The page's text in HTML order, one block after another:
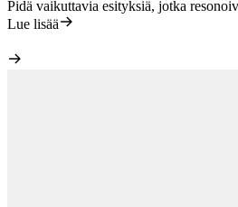
Pidä vaikuttavia esityksiä, jotka
Lue lisää